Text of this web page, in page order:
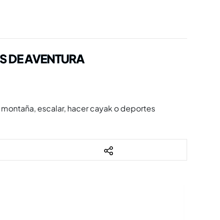
DE AVENTURA
escalar, hacer cayak o deportes